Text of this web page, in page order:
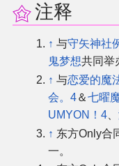
注释
↑ 与守矢神社
鬼梦想共同举
↑ 与恋爱的魔
会。4＆七曜
UMYON！4 、
↑ 东方Only合
一。